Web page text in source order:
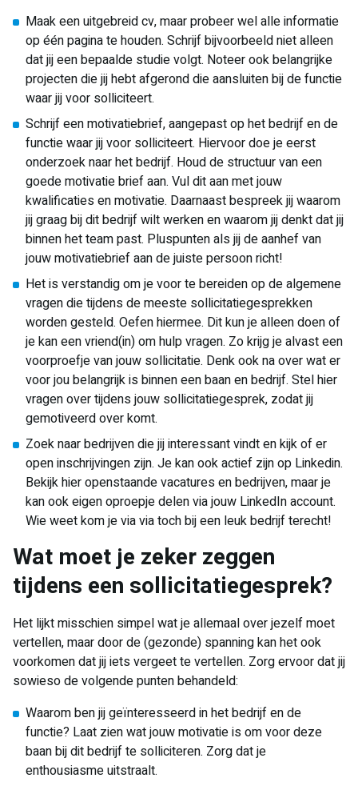
Maak een uitgebreid cv, maar probeer wel alle informatie
op één pagina te houden. Schrijf bijvoorbeeld niet alleen
dat jij een bepaalde studie volgt. Noteer ook belangrijke
projecten die jij hebt afgerond die aansluiten bij de functie
waar jij voor solliciteert.
Schrijf een motivatiebrief, aangepast op het bedrijf en de
functie waar jij voor solliciteert. Hiervoor doe je eerst
onderzoek naar het bedrijf. Houd de structuur van een
goede motivatie brief aan. Vul dit aan met jouw
kwalificaties en motivatie. Daarnaast bespreek jij waarom
jij graag bij dit bedrijf wilt werken en waarom jij denkt dat jij
binnen het team past. Pluspunten als jij de aanhef van
jouw motivatiebrief aan de juiste persoon richt!
Het is verstandig om je voor te bereiden op de algemene
vragen die tijdens de meeste sollicitatiegesprekken
worden gesteld. Oefen hiermee. Dit kun je alleen doen of
je kan een vriend(in) om hulp vragen. Zo krijg je alvast een
voorproefje van jouw sollicitatie. Denk ook na over wat er
voor jou belangrijk is binnen een baan en bedrijf. Stel hier
vragen over tijdens jouw sollicitatiegesprek, zodat jij
gemotiveerd over komt.
Zoek naar bedrijven die jij interessant vindt en kijk of er
open inschrijvingen zijn. Je kan ook actief zijn op Linkedin.
Bekijk hier openstaande vacatures en bedrijven, maar je
kan ook eigen oproepje delen via jouw LinkedIn account.
Wie weet kom je via via toch bij een leuk bedrijf terecht!
Wat moet je zeker zeggen
tijdens een sollicitatiegesprek?
Het lijkt misschien simpel wat je allemaal over jezelf moet
vertellen, maar door de (gezonde) spanning kan het ook
voorkomen dat jij iets vergeet te vertellen. Zorg ervoor dat jij
sowieso de volgende punten behandeld:
Waarom ben jij geïnteresseerd in het bedrijf en de
functie? Laat zien wat jouw motivatie is om voor deze
baan bij dit bedrijf te solliciteren. Zorg dat je
enthousiasme uitstraalt.